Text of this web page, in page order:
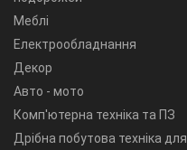
Меблі
Електрообладнання
Декор
Авто - мото
Комп'ютерна техніка та ПЗ
Дрібна побутова техніка для